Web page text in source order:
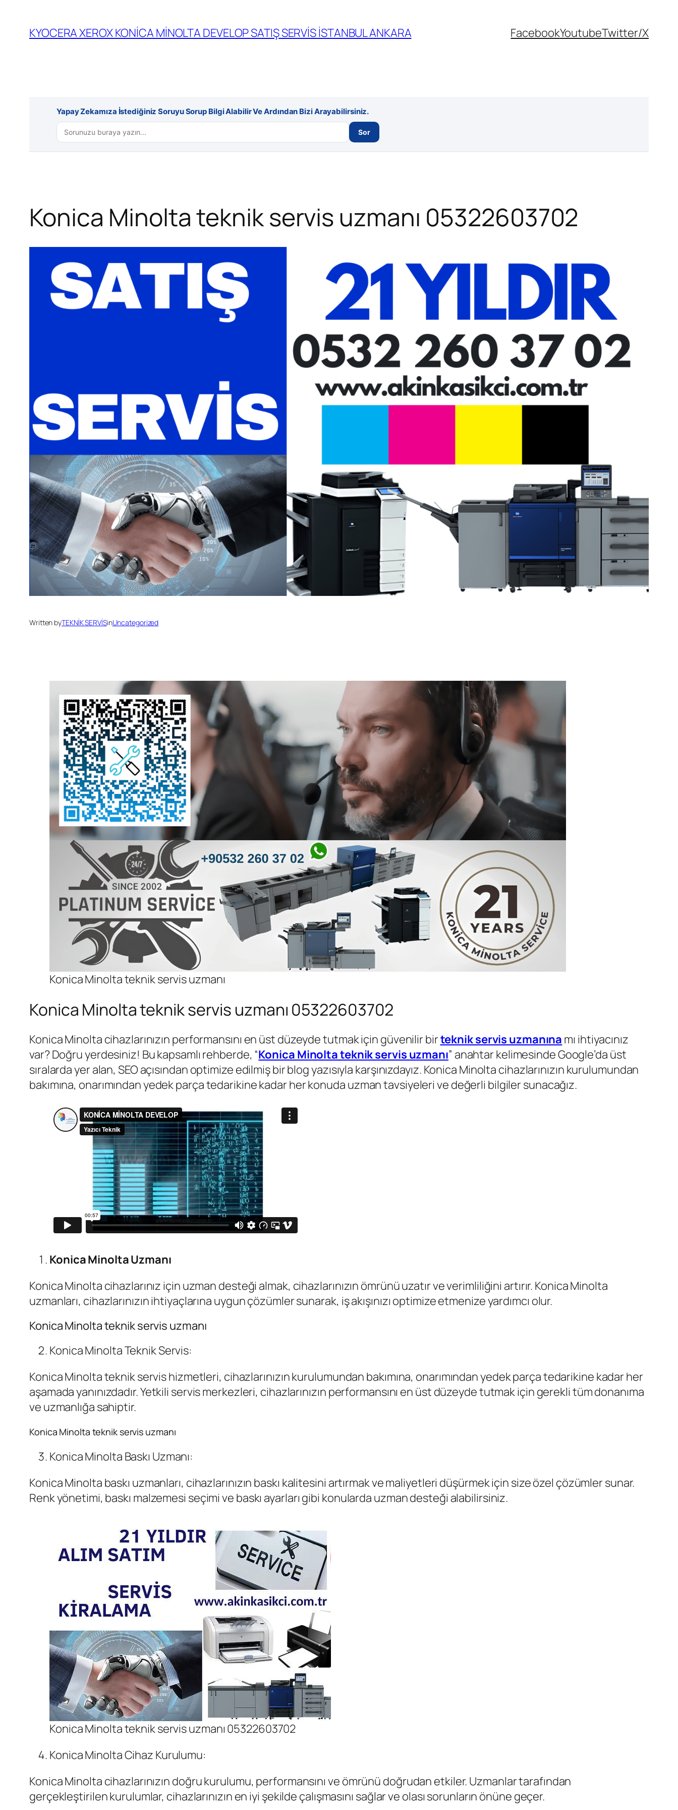
KYOCERA XEROX KONİCA MİNOLTA DEVELOP SATIŞ SERVİS İSTANBUL ANKARA FacebookYoutubeTwitter/X
Yapay Zekamıza İstediğiniz Soruyu Sorup Bilgi Alabilir Ve Ardından Bizi Arayabilirsiniz.
Sor
Konica Minolta teknik servis uzmanı 05322603702
Written byTEKNİK SERVİSinUncategorized
Konica Minolta teknik servis uzmanı
Konica Minolta teknik servis uzmanı 05322603702
Konica Minolta cihazlarınızın performansını en üst düzeyde tutmak için güvenilir birteknik servis uzmanına mı ihtiyacınız
var? Doğru yerdesiniz! Bu kapsamlı rehberde, “Konica Minolta teknik servis uzmanı” anahtar kelimesinde Google’da üst
sıralarda yer alan, SEO açısından optimize edilmiş bir blog yazısıyla karşınızdayız. Konica Minolta cihazlarınızın kurulumundan
bakımına, onarımından yedek parça tedarikine kadar her konuda uzman tavsiyeleri ve değerli bilgiler sunacağız.
Konica Minolta Uzmanı
Konica Minolta cihazlarınız için uzman desteği almak, cihazlarınızın ömrünü uzatır ve verimliliğini artırır. Konica Minolta
uzmanları, cihazlarınızın ihtiyaçlarına uygun çözümler sunarak, iş akışınızı optimize etmenize yardımcı olur.
Konica Minolta teknik servis uzmanı
Konica Minolta Teknik Servis:
Konica Minolta teknik servis hizmetleri, cihazlarınızın kurulumundan bakımına, onarımından yedek parça tedarikine kadar her
aşamada yanınızdadır. Yetkili servis merkezleri, cihazlarınızın performansını en üst düzeyde tutmak için gerekli tüm donanıma
ve uzmanlığa sahiptir.
Konica Minolta teknik servis uzmanı
Konica Minolta Baskı Uzmanı:
Konica Minolta baskı uzmanları, cihazlarınızın baskı kalitesini artırmak ve maliyetleri düşürmek için size özel çözümler sunar.
Renk yönetimi, baskı malzemesi seçimi ve baskı ayarları gibi konularda uzman desteği alabilirsiniz.
Konica Minolta teknik servis uzmanı 05322603702
Konica Minolta Cihaz Kurulumu:
Konica Minolta cihazlarınızın doğru kurulumu, performansını ve ömrünü doğrudan etkiler. Uzmanlar tarafından
gerçekleştirilen kurulumlar, cihazlarınızın en iyi şekilde çalışmasını sağlar ve olası sorunların önüne geçer.